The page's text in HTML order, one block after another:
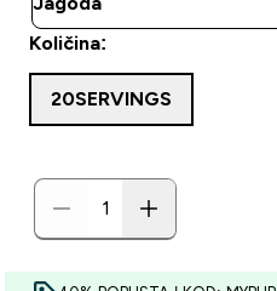
Količina:
20SERVINGS